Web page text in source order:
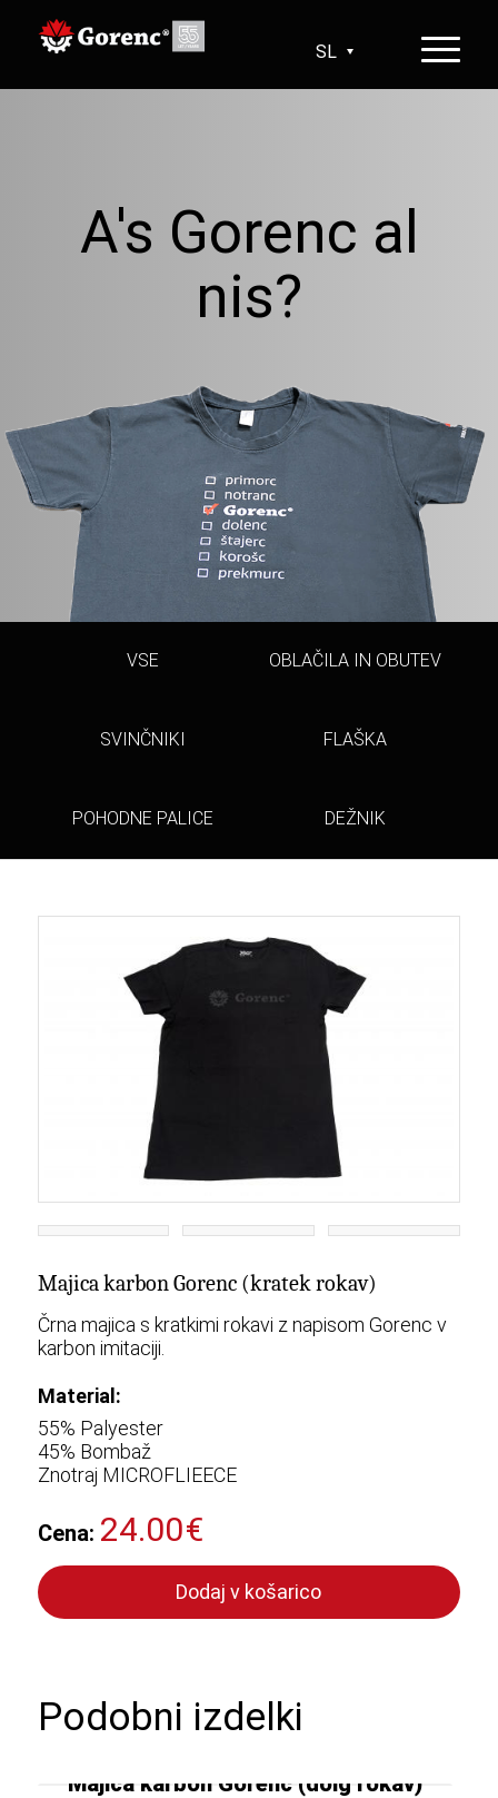
SL
A's Gorenc al
nis?
VSE OBLAČILA IN OBUTEV
SVINČNIKI FLAŠKA
POHODNE PALICE DEŽNIK
Majica karbon Gorenc (kratek rokav)
Črna majica s kratkimi rokavi z napisom Gorenc v
karbon imitaciji.
Material:
55% Palyester
45% Bombaž
Znotraj MICROFLIEECE
Cena: 24.00€
Dodaj v košarico
Podobni izdelki
Majica karbon Gorenc (dolg rokav)